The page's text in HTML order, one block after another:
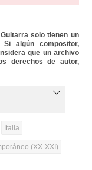
solo tienen un
algún compositor,
que un archivo
derechos de autor,
Italia
(XX-XXI)